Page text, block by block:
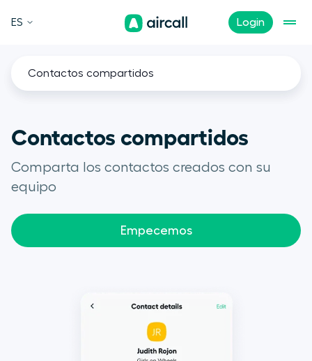
Login
ES
Contactos compartidos
Contactos compartidos
Comparta los contactos creados con su
equipo
Empecemos